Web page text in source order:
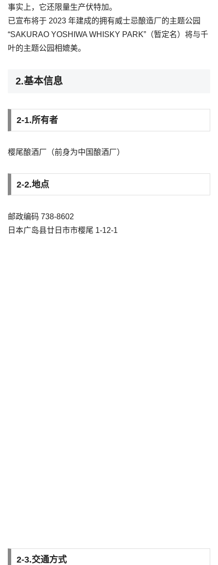
事实上，它还限量生产伏特加。
已宣布将于 2023 年建成的拥有威士忌酿造厂的主题公园
“SAKURAO YOSHIWA WHISKY PARK”（暂定名）将与千
叶的主题公园相媲美。
2.基本信息
2-1.所有者
樱尾酿酒厂（前身为中国酿酒厂）
2-2.地点
邮政编码 738-8602
日本广岛县廿日市市樱尾 1-12-1
2-3.交通方式